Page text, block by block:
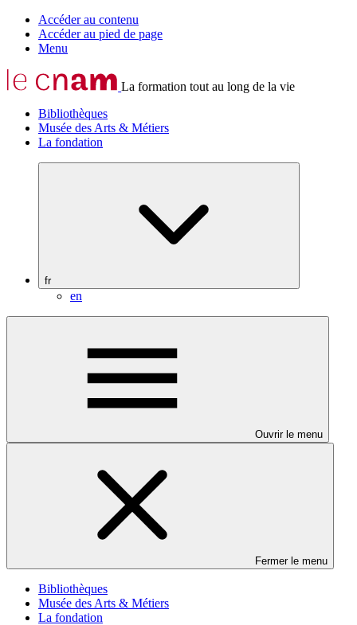
Accéder au contenu
Accéder au pied de page
Menu
La formation tout au long de la vie
Bibliothèques
Musée des Arts & Métiers
La fondation
fr
en
Ouvrir le menu
Fermer le menu
Bibliothèques
Musée des Arts & Métiers
La fondation